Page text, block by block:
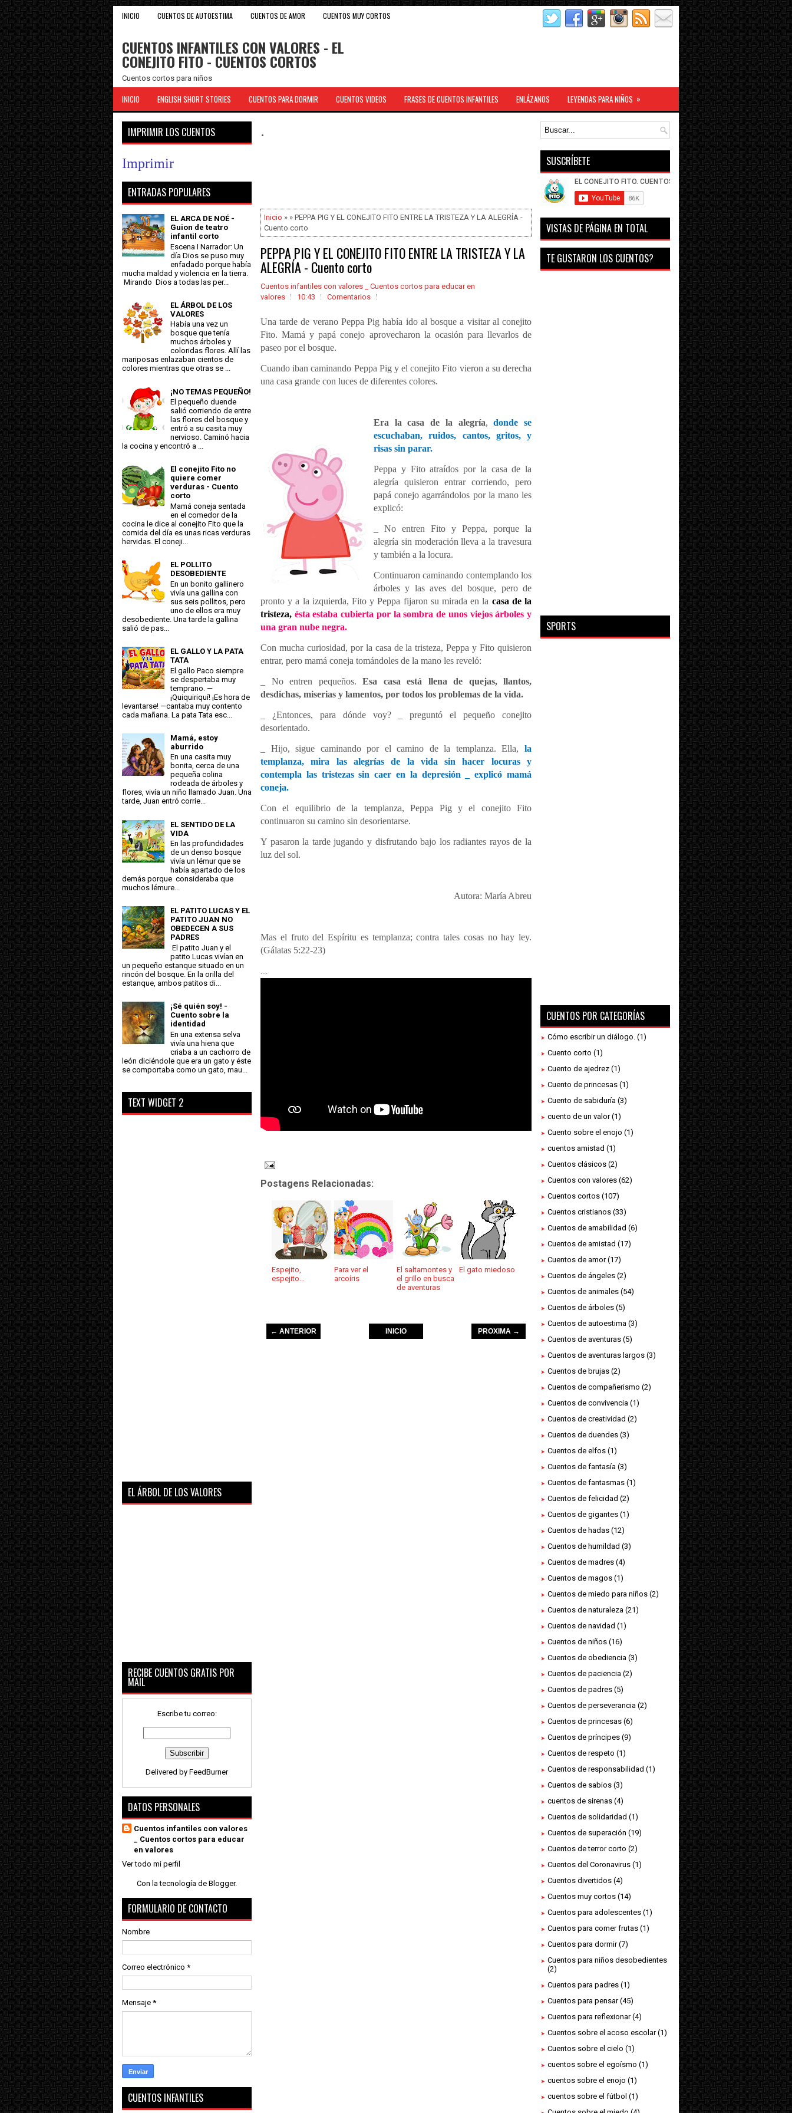
INICIO CUENTOS DE AUTOESTIMA CUENTOS DE AMOR CUENTOS MUY CORTOS
CUENTOS INFANTILES CON VALORES - EL
CONEJITO FITO - CUENTOS CORTOS
Cuentos cortos para niños
INICIO ENGLISH SHORT STORIES CUENTOS PARA DORMIR CUENTOS VIDEOS FRASES DE CUENTOS INFANTILES ENLÁZANOS LEYENDAS PARA NIÑOS »
.
Inicio » » PEPPA PIG Y EL CONEJITO FITO ENTRE LA TRISTEZA Y LA ALEGRÍA -
Cuento corto
PEPPA PIG Y EL CONEJITO FITO ENTRE LA TRISTEZA Y LA
ALEGRÍA - Cuento corto
Cuentos infantiles con valores _ Cuentos cortos para educar en
valores
10:43 Comentarios
Una tarde de verano Peppa Pig había ido al bosque a visitar al conejito
Fito. Mamá y papá conejo aprovecharon la ocasión para llevarlos de
paseo por el bosque.
Cuando iban caminando Peppa Pig y el conejito Fito vieron a su derecha
una casa grande con luces de diferentes colores.
Era la casa de la alegría,donde se
escuchaban, ruidos, cantos, gritos, y
risas sin parar.
Peppa y Fito atraídos por la casa de la
alegría quisieron entrar corriendo, pero
papá conejo agarrándolos por la mano les
explicó:
_ No entren Fito y Peppa, porque la
alegría sin moderación lleva a la travesura
y también a la locura.
Continuaron caminando contemplando los
árboles y las aves del bosque, pero de
pronto y a la izquierda, Fito y Peppa fijaron su mirada en la casa de la
tristeza, ésta estaba cubierta por la sombra de unos viejos árboles y
una gran nube negra.
Con mucha curiosidad, por la casa de la tristeza, Peppa y Fito quisieron
entrar, pero mamá coneja tomándoles de la mano les reveló:
_ No entren pequeños. Esa casa está llena de quejas, llantos,
desdichas, miserias y lamentos, por todos los problemas de la vida.
_ ¿Entonces, para dónde voy? _ preguntó el pequeño conejito
desorientado.
_ Hijo, sigue caminando por el camino de la templanza. Ella, la
templanza, mira las alegrías de la vida sin hacer locuras y
contempla las tristezas sin caer en la depresión _ explicó mamá
coneja.
Con el equilibrio de la templanza, Peppa Pig y el conejito Fito
continuaron su camino sin desorientarse.
Y pasaron la tarde jugando y disfrutando bajo los radiantes rayos de la
luz del sol.
Autora: María Abreu
Mas el fruto del Espíritu es templanza; contra tales cosas no hay ley.
(Gálatas 5:22-23)
....
Postagens Relacionadas:
Espejito,
espejito...
Para ver el
arcoíris
El saltamontes y
el grillo en busca
de aventuras
El gato miedoso
← ANTERIOR PROXIMA →
INICIO
IMPRIMIR LOS CUENTOS
Imprimir
ENTRADAS POPULARES
EL ARCA DE NOÉ -
Guion de teatro
infantil corto
Escena I Narrador: Un
día Dios se puso muy
enfadado porque había
mucha maldad y violencia en la tierra.
Mirando Dios a todas las per...
EL ÁRBOL DE LOS
VALORES
Había una vez un
bosque que tenía
muchos árboles y
coloridas flores. Allí las
mariposas enlazaban cientos de
colores mientras que otras se ...
¡NO TEMAS PEQUEÑO!
El pequeño duende
salió corriendo de entre
las flores del bosque y
entró a su casita muy
nervioso. Caminó hacia
la cocina y encontró a ...
El conejito Fito no
quiere comer
verduras - Cuento
corto
Mamá coneja sentada
en el comedor de la
cocina le dice al conejito Fito que la
comida del día es unas ricas verduras
hervidas. El coneji...
EL POLLITO
DESOBEDIENTE
En un bonito gallinero
vivía una gallina con
sus seis pollitos, pero
uno de ellos era muy
desobediente. Una tarde la gallina
salió de pas...
EL GALLO Y LA PATA
TATA
El gallo Paco siempre
se despertaba muy
temprano. —
¡Quiquiriquí! ¡Es hora de
levantarse! —cantaba muy contento
cada mañana. La pata Tata esc...
Mamá, estoy
aburrido
En una casita muy
bonita, cerca de una
pequeña colina
rodeada de árboles y
flores, vivía un niño llamado Juan. Una
tarde, Juan entró corrie...
EL SENTIDO DE LA
VIDA
En las profundidades
de un denso bosque
vivía un lémur que se
había apartado de los
demás porque consideraba que
muchos lémure...
EL PATITO LUCAS Y EL
PATITO JUAN NO
OBEDECEN A SUS
PADRES
El patito Juan y el
patito Lucas vivían en
un pequeño estanque situado en un
rincón del bosque. En la orilla del
estanque, ambos patitos di...
¡Sé quién soy! -
Cuento sobre la
identidad
En una extensa selva
vivía una hiena que
criaba a un cachorro de
león diciéndole que era un gato y éste
se comportaba como un gato, mau...
TEXT WIDGET 2
EL ÁRBOL DE LOS VALORES
RECIBE CUENTOS GRATIS POR
MAIL
Escribe tu correo:
Delivered by FeedBurner
DATOS PERSONALES
Cuentos infantiles con valores
_ Cuentos cortos para educar
en valores
Ver todo mi perfil
Con la tecnología de Blogger.
FORMULARIO DE CONTACTO
Nombre
Correo electrónico *
Mensaje *
CUENTOS INFANTILES
SUSCRÍBETE
VISTAS DE PÁGINA EN TOTAL
TE GUSTARON LOS CUENTOS?
SPORTS
CUENTOS POR CATEGORÍAS
Cómo escribir un diálogo. (1)
Cuento corto (1)
Cuento de ajedrez (1)
Cuento de princesas (1)
Cuento de sabiduría (3)
cuento de un valor (1)
Cuento sobre el enojo (1)
cuentos amistad (1)
Cuentos clásicos (2)
Cuentos con valores (62)
Cuentos cortos (107)
Cuentos cristianos (33)
Cuentos de amabilidad (6)
Cuentos de amistad (17)
Cuentos de amor (17)
Cuentos de ángeles (2)
Cuentos de animales (54)
Cuentos de árboles (5)
Cuentos de autoestima (3)
Cuentos de aventuras (5)
Cuentos de aventuras largos (3)
Cuentos de brujas (2)
Cuentos de compañerismo (2)
Cuentos de convivencia (1)
Cuentos de creatividad (2)
Cuentos de duendes (3)
Cuentos de elfos (1)
Cuentos de fantasía (3)
Cuentos de fantasmas (1)
Cuentos de felicidad (2)
Cuentos de gigantes (1)
Cuentos de hadas (12)
Cuentos de humildad (3)
Cuentos de madres (4)
Cuentos de magos (1)
Cuentos de miedo para niños (2)
Cuentos de naturaleza (21)
Cuentos de navidad (1)
Cuentos de niños (16)
Cuentos de obediencia (3)
Cuentos de paciencia (2)
Cuentos de padres (5)
Cuentos de perseverancia (2)
Cuentos de princesas (6)
Cuentos de príncipes (9)
Cuentos de respeto (1)
Cuentos de responsabilidad (1)
Cuentos de sabios (3)
cuentos de sirenas (4)
Cuentos de solidaridad (1)
Cuentos de superación (19)
Cuentos de terror corto (2)
Cuentos del Coronavirus (1)
Cuentos divertidos (4)
Cuentos muy cortos (14)
Cuentos para adolescentes (1)
Cuentos para comer frutas (1)
Cuentos para dormir (7)
Cuentos para niños desobedientes
(2)
Cuentos para padres (1)
Cuentos para pensar (45)
Cuentos para reflexionar (4)
Cuentos sobre el acoso escolar (1)
Cuentos sobre el cielo (1)
cuentos sobre el egoísmo (1)
cuentos sobre el enojo (1)
cuentos sobre el fútbol (1)